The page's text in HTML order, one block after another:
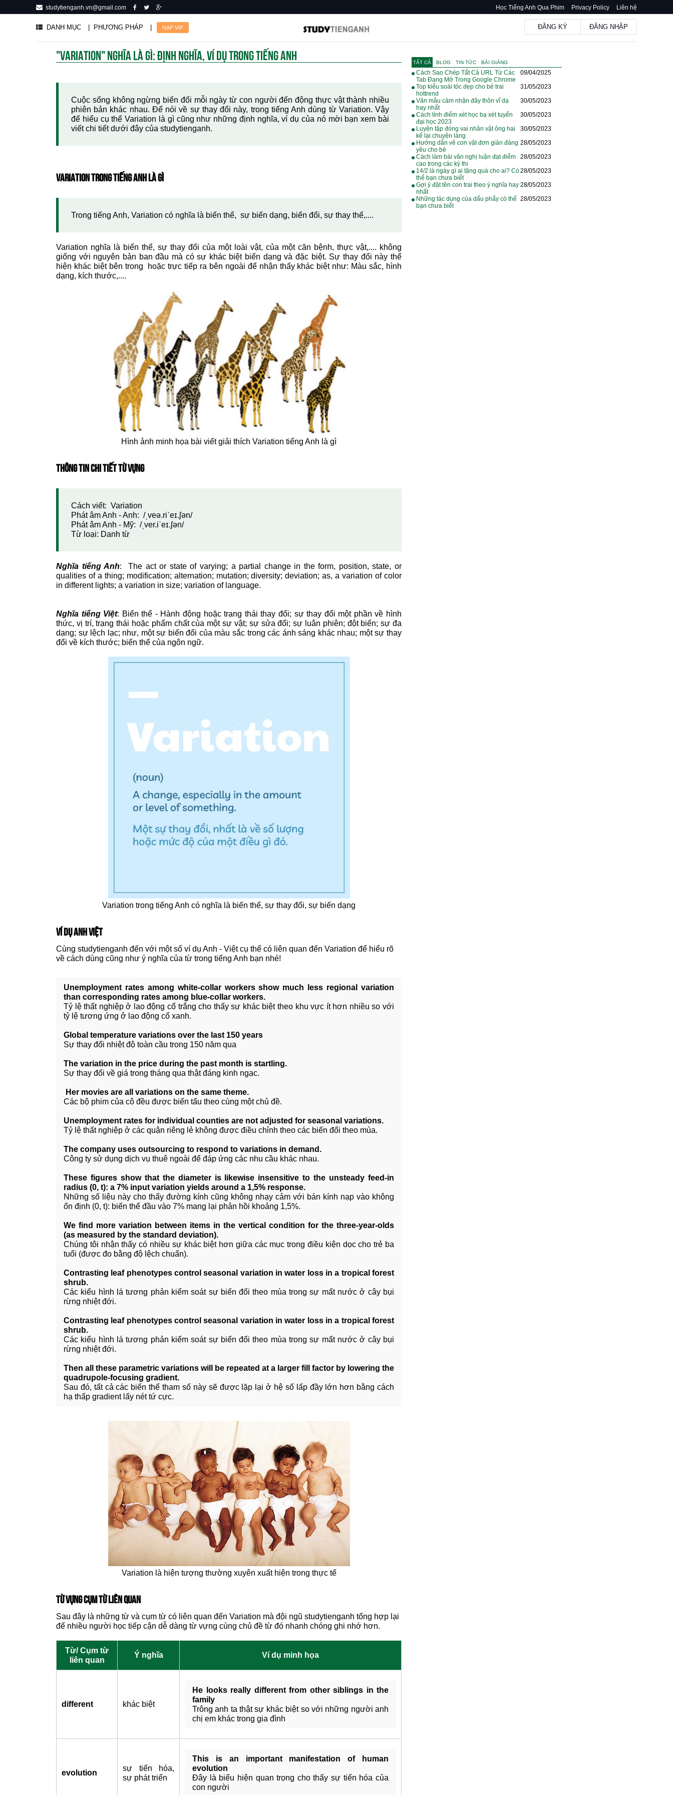
studytienganh.vn@gmail.com Học Tiếng Anh Qua Phim Privacy Policy Liên hệ
DANH MỤC | PHƯƠNG PHÁP NẠP VIP ĐĂNG KÝ ĐĂNG NHẬP
"VARIATION" NGHĨA LÀ GÌ: ĐỊNH NGHĨA, VÍ DỤ TRONG TIẾNG ANH
Cuộc sống không ngừng biến đổi mỗi ngày từ con người đến động thực vật thành nhiều
phiên bản khác nhau. Để nói về sự thay đổi này, trong tiếng Anh dùng từ Variation. Vậy
để hiểu cụ thể Variation là gì cũng như những định nghĩa, ví dụ của nó mời bạn xem bài
viết chi tiết dưới đây của studytienganh.
VARIATION TRONG TIẾNG ANH LÀ GÌ
Trong tiếng Anh, Variation có nghĩa là biến thể, sự biến dạng, biến đổi, sự thay thế,....
Variation nghĩa là biến thể, sự thay đổi của một loài vật, của một căn bệnh, thực vật,.... không
giống với nguyên bản ban đầu mà có sự khác biệt biến dạng và đặc biệt. Sự thay đổi này thể
hiện khác biệt bên trong hoặc trực tiếp ra bên ngoài để nhận thấy khác biệt như: Màu sắc, hình
dạng, kích thước,....
Hình ảnh minh họa bài viết giải thích Variation tiếng Anh là gì
THÔNG TIN CHI TIẾT TỪ VỰNG
Cách viết: Variation
Phát âm Anh - Anh: /ˌveə.riˈeɪ.ʃən/
Phát âm Anh - Mỹ: /ˌver.iˈeɪ.ʃən/
Từ loại: Danh từ
Nghĩa tiếng Anh: The act or state of varying; a partial change in the form, position, state, or
qualities of a thing; modification; alternation; mutation; diversity; deviation; as, a variation of color
in different lights; a variation in size; variation of language.
Nghĩa tiếng Việt: Biến thể - Hành động hoặc trạng thái thay đổi; sự thay đổi một phần về hình
thức, vị trí, trạng thái hoặc phẩm chất của một sự vật; sự sửa đổi; sự luân phiên; đột biến; sự đa
dạng; sự lệch lạc; như, một sự biến đổi của màu sắc trong các ánh sáng khác nhau; một sự thay
đổi về kích thước; biến thể của ngôn ngữ.
Variation trong tiếng Anh có nghĩa là biến thể, sự thay đổi, sự biến dạng
VÍ DỤ ANH VIỆT
Cùng studytienganh đến với một số ví dụ Anh - Việt cụ thể có liên quan đến Variation để hiểu rõ
về cách dùng cũng như ý nghĩa của từ trong tiếng Anh bạn nhé!
Unemployment rates among white-collar workers show much less regional variation
than corresponding rates among blue-collar workers.
Tỷ lệ thất nghiệp ở lao động cổ trắng cho thấy sự khác biệt theo khu vực ít hơn nhiều so với
tỷ lệ tương ứng ở lao động cổ xanh.
Global temperature variations over the last 150 years
Sự thay đổi nhiệt độ toàn cầu trong 150 năm qua
The variation in the price during the past month is startling.
Sự thay đổi về giá trong tháng qua thật đáng kinh ngạc.
Her movies are all variations on the same theme.
Các bộ phim của cô đều được biến tấu theo cùng một chủ đề.
Unemployment rates for individual counties are not adjusted for seasonal variations.
Tỷ lệ thất nghiệp ở các quận riêng lẻ không được điều chỉnh theo các biến đổi theo mùa.
The company uses outsourcing to respond to variations in demand.
Công ty sử dụng dịch vụ thuê ngoài để đáp ứng các nhu cầu khác nhau.
These figures show that the diameter is likewise insensitive to the unsteady feed-in
radius (0, t): a 7% input variation yields around a 1,5% response.
Những số liệu này cho thấy đường kính cũng không nhạy cảm với bán kính nạp vào không
ổn định (0, t): biến thể đầu vào 7% mang lại phản hồi khoảng 1,5%.
We find more variation between items in the vertical condition for the three-year-olds
(as measured by the standard deviation).
Chúng tôi nhận thấy có nhiều sự khác biệt hơn giữa các mục trong điều kiện dọc cho trẻ ba
tuổi (được đo bằng độ lệch chuẩn).
Contrasting leaf phenotypes control seasonal variation in water loss in a tropical forest
shrub.
Các kiểu hình lá tương phản kiểm soát sự biến đổi theo mùa trong sự mất nước ở cây bụi
rừng nhiệt đới.
Contrasting leaf phenotypes control seasonal variation in water loss in a tropical forest
shrub.
Các kiểu hình lá tương phản kiểm soát sự biến đổi theo mùa trong sự mất nước ở cây bụi
rừng nhiệt đới.
Then all these parametric variations will be repeated at a larger fill factor by lowering the
quadrupole-focusing gradient.
Sau đó, tất cả các biến thể tham số này sẽ được lặp lại ở hệ số lấp đầy lớn hơn bằng cách
hạ thấp gradient lấy nét tứ cực.
Variation là hiện tượng thường xuyên xuất hiện trong thực tế
TỪ VỰNG CỤM TỪ LIÊN QUAN
Sau đây là những từ và cụm từ có liên quan đến Variation mà đội ngũ studytienganh tổng hợp lại
để nhiều người học tiếp cận dễ dàng từ vựng cùng chủ đề từ đó nhanh chóng ghi nhớ hơn.
Từ/ Cụm từ
liên quan
Ý nghĩa Ví dụ minh họa
different khác biệt
He looks really different from other siblings in the
family
Trông anh ta thật sự khác biệt so với những người anh
chị em khác trong gia đình
evolution
sự tiến hóa,
sự phát triển
This is an important manifestation of human
evolution
Đây là biểu hiện quan trọng cho thấy sự tiến hóa của
con người
TẤT CẢ BLOG TIN TỨC BÀI GIẢNG
Cách Sao Chép Tất Cả URL Từ Các
Tab Đang Mở Trong Google Chrome
09/04/2025
Top kiểu soái tóc đẹp cho bé trai
hottrend
31/05/2023
Văn mẫu cảm nhận đây thôn vĩ dạ
hay nhất
30/05/2023
Cách tính điểm xét học bạ xét tuyển
đại học 2023
30/05/2023
Luyện tập đóng vai nhân vật ông hai
kể lại chuyện làng
30/05/2023
Hướng dẫn vẽ con vật đơn giản đáng
yêu cho bé
28/05/2023
Cách làm bài văn nghị luận đạt điểm
cao trong các kỳ thi
28/05/2023
14/2 là ngày gì ai tặng quà cho ai? Có
thể bạn chưa biết
28/05/2023
Gợi ý đặt tên con trai theo ý nghĩa hay
nhất
28/05/2023
Những tác dụng của dấu phẩy có thể
bạn chưa biết
28/05/2023